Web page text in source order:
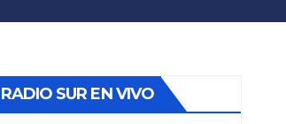
RADIO SUR EN VIVO